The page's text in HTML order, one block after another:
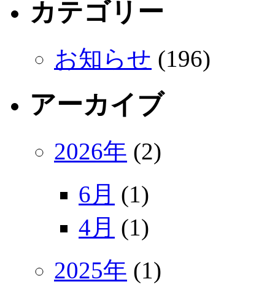
カテゴリー
お知らせ (196)
アーカイブ
2026年 (2)
6月 (1)
4月 (1)
2025年 (1)